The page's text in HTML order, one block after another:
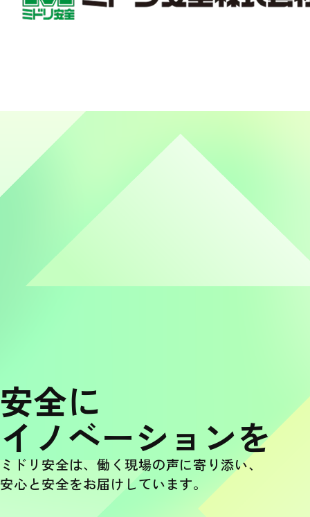
安全に
イノベーションを
ミドリ安全は、働く現場の声に寄り添い、
安心と安全をお届けしています。